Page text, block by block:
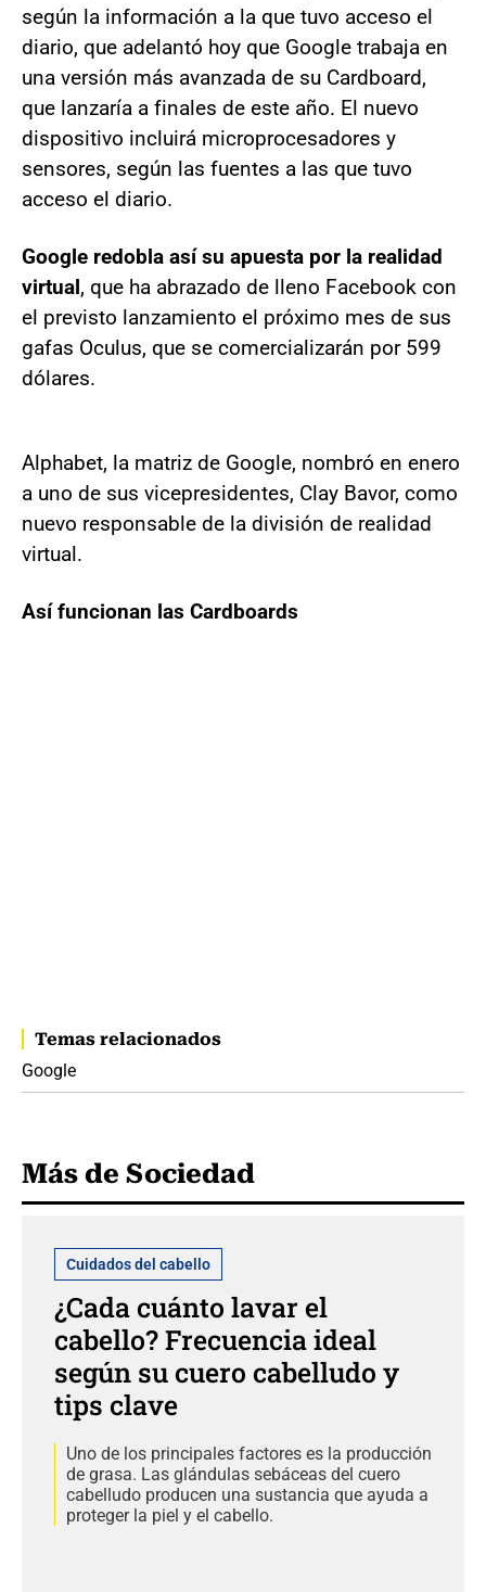
según la información a la que tuvo acceso el
diario, que adelantó hoy que Google trabaja en
una versión más avanzada de su Cardboard,
que lanzaría a finales de este año. El nuevo
dispositivo incluirá microprocesadores y
sensores, según las fuentes a las que tuvo
acceso el diario.
Google redobla así su apuesta por la realidad
virtual, que ha abrazado de lleno Facebook con
el previsto lanzamiento el próximo mes de sus
gafas Oculus, que se comercializarán por 599
dólares.
Alphabet, la matriz de Google, nombró en enero
a uno de sus vicepresidentes, Clay Bavor, como
nuevo responsable de la división de realidad
virtual.
Así funcionan las Cardboards
Temas relacionados
Google
Más de Sociedad
Cuidados del cabello
¿Cada cuánto lavar el
cabello? Frecuencia ideal
según su cuero cabelludo y
tips clave
Uno de los principales factores es la producción
de grasa. Las glándulas sebáceas del cuero
cabelludo producen una sustancia que ayuda a
proteger la piel y el cabello.